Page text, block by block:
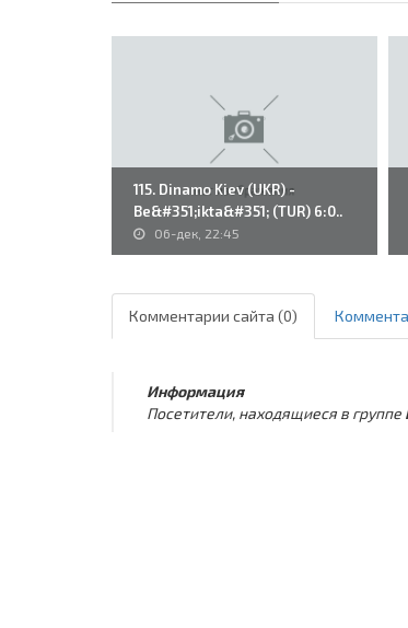
115. Dinamo Kiev (UKR) -
Be&#351;ikta&#351; (TUR) 6:0..
06-дек, 22:45
Комментарии сайта (0)
Информация
Посетители, находящиеся в группе